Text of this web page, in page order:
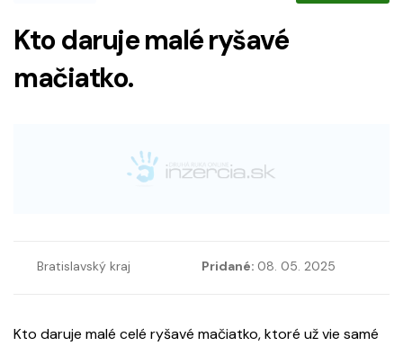
Kto daruje malé ryšavé
mačiatko.
Bratislavský kraj Pridané: 08. 05. 2025
Kto daruje malé celé ryšavé mačiatko, ktoré už vie samé